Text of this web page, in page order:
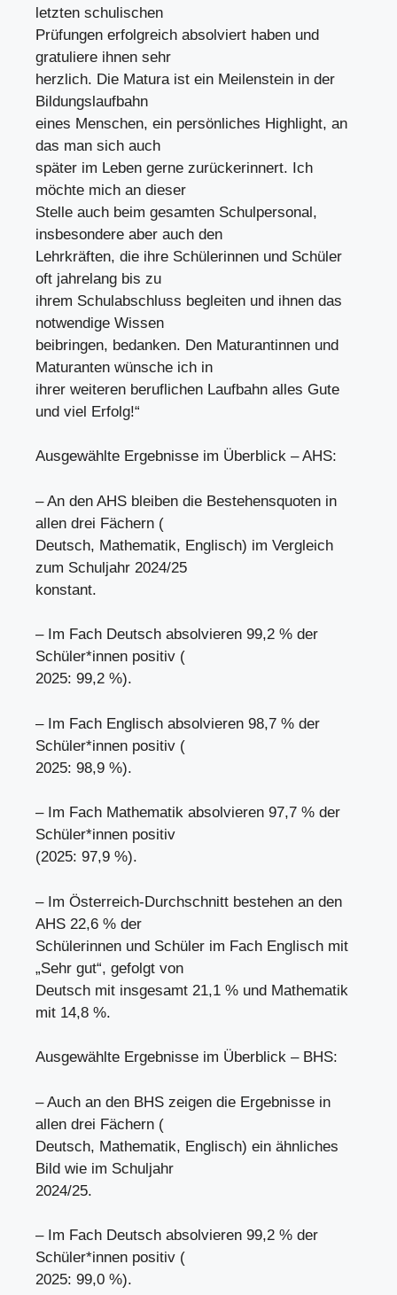
letzten schulischen
Prüfungen erfolgreich absolviert haben und
gratuliere ihnen sehr
herzlich. Die Matura ist ein Meilenstein in der
Bildungslaufbahn
eines Menschen, ein persönliches Highlight, an
das man sich auch
später im Leben gerne zurückerinnert. Ich
möchte mich an dieser
Stelle auch beim gesamten Schulpersonal,
insbesondere aber auch den
Lehrkräften, die ihre Schülerinnen und Schüler
oft jahrelang bis zu
ihrem Schulabschluss begleiten und ihnen das
notwendige Wissen
beibringen, bedanken. Den Maturantinnen und
Maturanten wünsche ich in
ihrer weiteren beruflichen Laufbahn alles Gute
und viel Erfolg!“
Ausgewählte Ergebnisse im Überblick – AHS:
– An den AHS bleiben die Bestehensquoten in
allen drei Fächern (
Deutsch, Mathematik, Englisch) im Vergleich
zum Schuljahr 2024/25
konstant.
– Im Fach Deutsch absolvieren 99,2 % der
Schüler*innen positiv (
2025: 99,2 %).
– Im Fach Englisch absolvieren 98,7 % der
Schüler*innen positiv (
2025: 98,9 %).
– Im Fach Mathematik absolvieren 97,7 % der
Schüler*innen positiv
(2025: 97,9 %).
– Im Österreich-Durchschnitt bestehen an den
AHS 22,6 % der
Schülerinnen und Schüler im Fach Englisch mit
„Sehr gut“, gefolgt von
Deutsch mit insgesamt 21,1 % und Mathematik
mit 14,8 %.
Ausgewählte Ergebnisse im Überblick – BHS:
– Auch an den BHS zeigen die Ergebnisse in
allen drei Fächern (
Deutsch, Mathematik, Englisch) ein ähnliches
Bild wie im Schuljahr
2024/25.
– Im Fach Deutsch absolvieren 99,2 % der
Schüler*innen positiv (
2025: 99,0 %).